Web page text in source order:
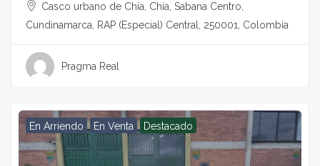
Casco urbano de Chía, Chía, Sabana Centro,
Cundinamarca, RAP (Especial) Central, 250001, Colombia
Pragma Real
En Arriendo En Venta Destacado